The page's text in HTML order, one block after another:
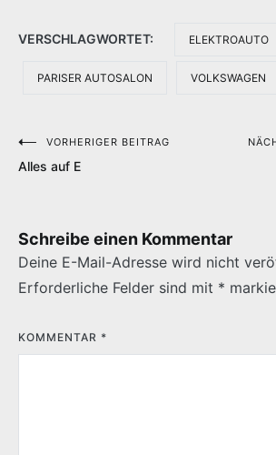
VERSCHLAGWORTET: ELEKTROAUTO
PARISER AUTOSALON VOLKSWAGEN
Beitragsnavigation
VORHERIGER BEITRAG
Alles auf E
Schreibe einen Kommentar
Deine E-Mail-Adresse wird nicht
Erforderliche Felder sind mit *
KOMMENTAR *